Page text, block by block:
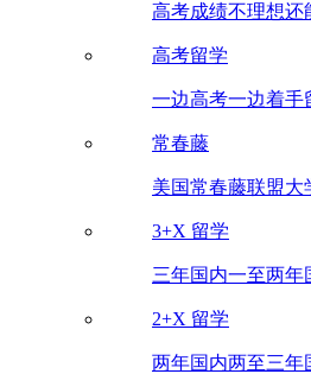
高考成绩不理想还
高考留学
一边高考一边着手
常春藤
美国常春藤联盟大
3+X 留学
三年国内一至两年
2+X 留学
两年国内两至三年